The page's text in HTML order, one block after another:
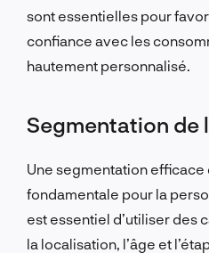
sont essentielles pour
confiance avec les
hautement personnalisé.
Segmentation de
Une segmentation efficace
fondamentale pour la
est essentiel d’utiliser des
la localisation, l’âge et